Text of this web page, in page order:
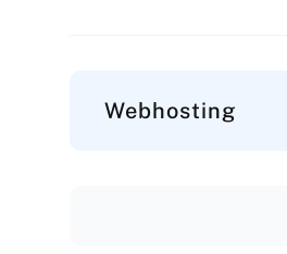
Webhosting